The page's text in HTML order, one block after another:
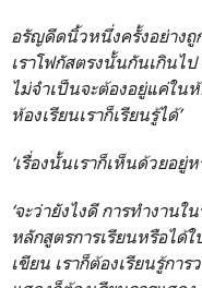
อรัญดีดนิ้วหนึ่งครั้งอย่างถู
เราโฟกัสตรงนั้นกันเกินไป
ไม่จำเป็นจะต้องอยู่แค่ใน
ห้องเรียนเราก็เรียนรู้ได้’
‘เรื่องนั้นเราก็เห็นด้วยอยู่
‘จะว่ายังไงดี การทำงาน
หลักสูตรการเรียนหรือได้
เขียน เราก็ต้องเรียนรู้กา